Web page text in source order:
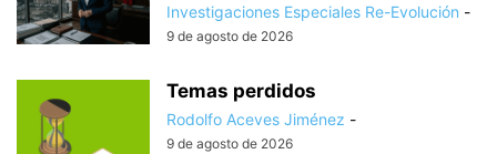
Investigaciones Especiales Re-Evolución -
9 de agosto de 2026
Temas perdidos
Rodolfo Aceves Jiménez -
9 de agosto de 2026